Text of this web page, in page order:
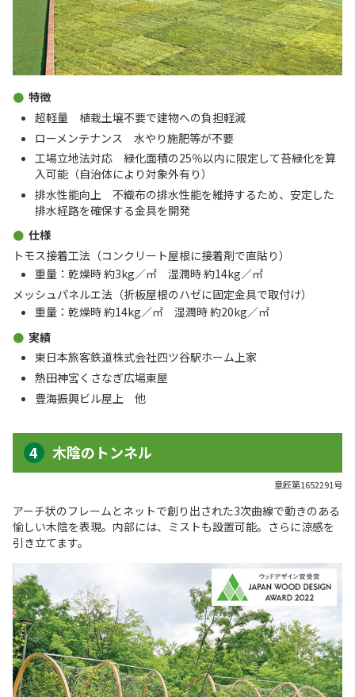
特徴
超軽量 植栽土壌不要で建物への負担軽減
ローメンテナンス 水やり施肥等が不要
工場立地法対応 緑化面積の25％以内に限定して苔緑化を算
入可能（自治体により対象外有り）
排水性能向上 不織布の排水性能を維持するため、安定した
排水経路を確保する金具を開発
仕様
トモス接着工法（コンクリート屋根に接着剤で直貼り）
重量：乾燥時 約3kg／㎡ 湿潤時 約14kg／㎡
メッシュパネルエ法（折板屋根のハゼに固定金具で取付け）
重量：乾燥時 約14kg／㎡ 湿潤時 約20kg／㎡
実績
東日本旅客鉄道株式会社四ツ谷駅ホーム上家
熱田神宮くさなぎ広場東屋
豊海振興ビル屋上 他
木陰のトンネル
意匠第1652291号
アーチ状のフレームとネットで創り出された3次曲線で動きのある
愉しい木陰を表現。内部には、ミストも設置可能。さらに涼感を
引き立てます。